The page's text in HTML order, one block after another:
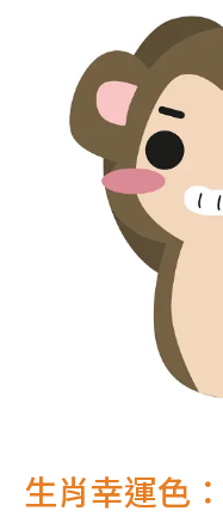
生肖幸運色